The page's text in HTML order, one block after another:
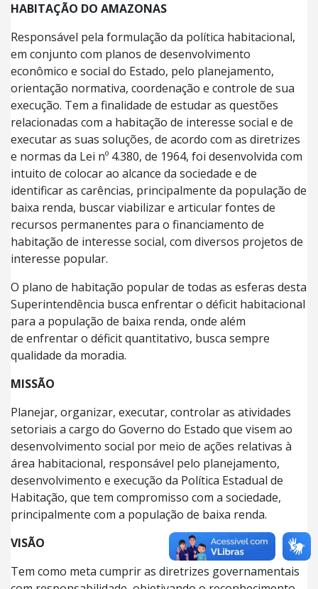
HABITAÇÃO DO AMAZONAS
Responsável pela formulação da política habitacional,
em conjunto com planos de desenvolvimento
econômico e social do Estado, pelo planejamento,
orientação normativa, coordenação e controle de sua
execução. Tem a finalidade de estudar as questões
relacionadas com a habitação de interesse social e de
executar as suas soluções, de acordo com as diretrizes
e normas da Lei nº 4.380, de 1964, foi desenvolvida com
intuito de colocar ao alcance da sociedade e de
identificar as carências, principalmente da população de
baixa renda, buscar viabilizar e articular fontes de
recursos permanentes para o financiamento de
habitação de interesse social, com diversos projetos de
interesse popular.
O plano de habitação popular de todas as esferas desta
Superintendência busca enfrentar o déficit habitacional
para a população de baixa renda, onde além
de enfrentar o déficit quantitativo, busca sempre
qualidade da moradia.
MISSÃO
Planejar, organizar, executar, controlar as atividades
setoriais a cargo do Governo do Estado que visem ao
desenvolvimento social por meio de ações relativas à
área habitacional, responsável pelo planejamento,
desenvolvimento e execução da Política Estadual de
Habitação, que tem compromisso com a sociedade,
principalmente com a população de baixa renda.
VISÃO
Tem como meta cumprir as diretrizes governamentais